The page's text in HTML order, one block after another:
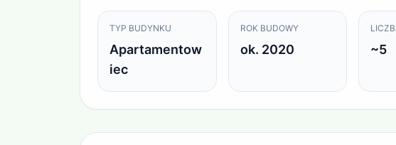
TYP BUDYNKU
Apartamentow
iec
ROK BUDOWY
ok. 2020 ~5